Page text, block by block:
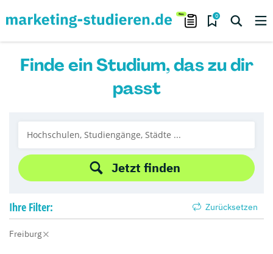
0
Finde ein Studium, das zu dir
passt
Jetzt finden
Ihre Filter: Zurücksetzen
Freiburg